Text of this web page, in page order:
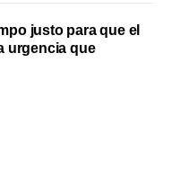
justo para que el
urgencia que